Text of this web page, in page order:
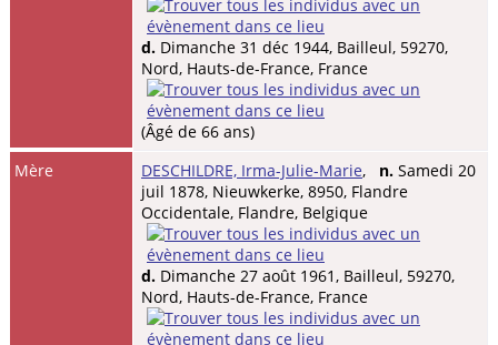
d. Dimanche 31 déc 1944, Bailleul, 59270,
Nord, Hauts-de-France, France
(Âgé de 66 ans)
Mère
DESCHILDRE, Irma-Julie-Marie, n. Samedi 20
juil 1878, Nieuwkerke, 8950, Flandre
Occidentale, Flandre, Belgique
d. Dimanche 27 août 1961, Bailleul, 59270,
Nord, Hauts-de-France, France